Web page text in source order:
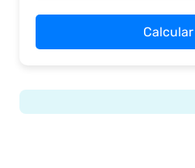
Calcular